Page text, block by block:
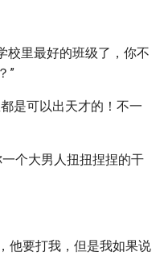
校里最好的班级了，你不
”
是可以出天才的！不一
个大男人扭扭捏捏的干
他要打我，但是我如果说